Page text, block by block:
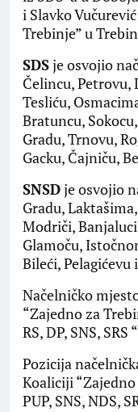
i Slavko
Trebinje” u
SDSje osvojio
Čelincu, Petrovu,
Tesliću,
Bratuncu,
Gradu, Trnovu,
Gacku, Čajniču,
SNSDje osvojio
Gradu,
Modriči,
Glamoču,
Bileći,
Načelničko
“Zajedno za
RS, DP, SNS,
Pozicija
Koaliciji “Zajedno
PUP, SNS, NDS,